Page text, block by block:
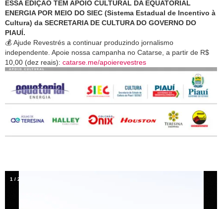
ESSA EDIÇÃO TEM APOIO CULTURAL DA EQUATORIAL
ENERGIA POR MEIO DO SIEC (Sistema Estadual de Incentivo à
Cultura) da SECRETARIA DE CULTURA DO GOVERNO DO
PIAUÍ.
💰 Ajude Revestrés a continuar produzindo jornalismo
independente. Apoie nossa campanha no Catarse, a partir de R$
10,00 (dez reais): catarse.me/apoierevestres
1 / 2